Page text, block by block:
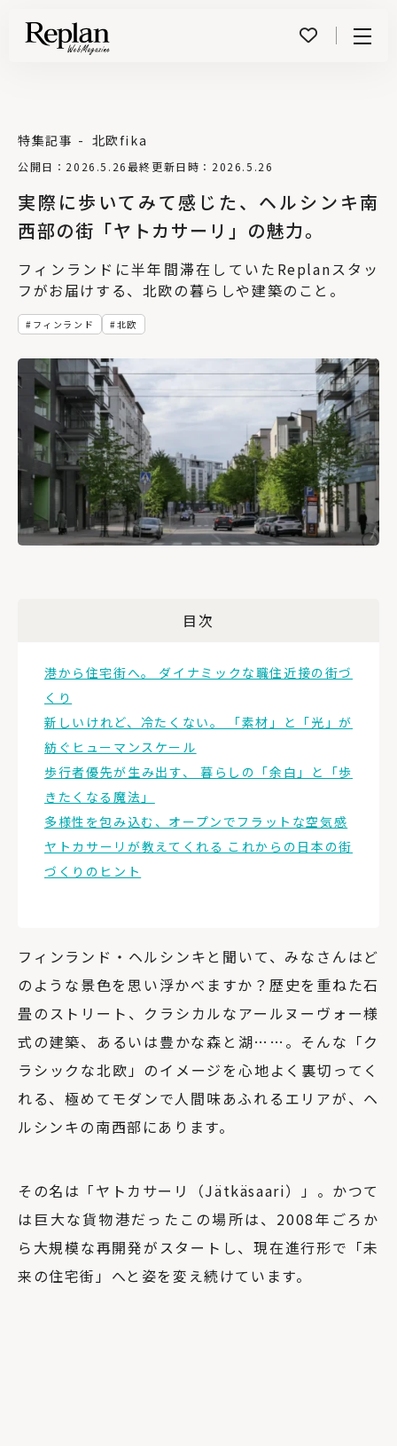
実際に歩いてみて感じた、ヘルシンキ南
西部の街「ヤトカサーリ」の魅力。
公開日：2026.5.26最終更新日時：2026.5.26
特集記事 北欧fika
フィンランド 北欧
フィンランドに半年間滞在していたReplanスタッ
フがお届けする、北欧の暮らしや建築のこと。
目次
港から住宅街へ。 ダイナミックな職住近接の街づ
くり
新しいけれど、冷たくない。 「素材」と「光」が
紡ぐヒューマンスケール
歩行者優先が生み出す、 暮らしの「余白」と「歩
きたくなる魔法」
多様性を包み込む、オープンでフラットな空気感
ヤトカサーリが教えてくれる これからの日本の街
づくりのヒント
フィンランド・ヘルシンキと聞いて、みなさんはど
のような景色を思い浮かべますか？歴史を重ねた石
畳のストリート、クラシカルなアールヌーヴォー様
式の建築、あるいは豊かな森と湖……。そんな「ク
ラシックな北欧」のイメージを心地よく裏切ってく
れる、極めてモダンで人間味あふれるエリアが、ヘ
ルシンキの南西部にあります。
その名は「ヤトカサーリ（Jätkäsaari）」。かつて
は巨大な貨物港だったこの場所は、2008年ごろか
ら大規模な再開発がスタートし、現在進行形で「未
来の住宅街」へと姿を変え続けています。